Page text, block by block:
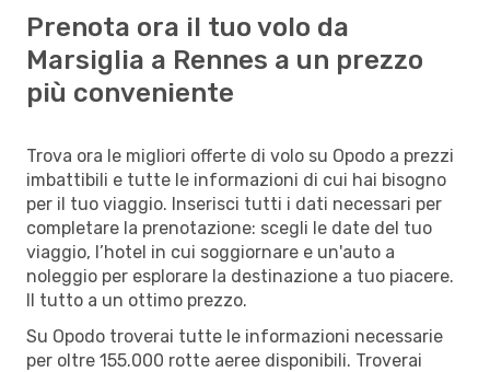
Prenota ora il tuo volo da
Marsiglia a Rennes a un prezzo
più conveniente
Trova ora le migliori offerte di volo su Opodo a prezzi
imbattibili e tutte le informazioni di cui hai bisogno
per il tuo viaggio. Inserisci tutti i dati necessari per
completare la prenotazione: scegli le date del tuo
viaggio, l’hotel in cui soggiornare e un'auto a
noleggio per esplorare la destinazione a tuo piacere.
Il tutto a un ottimo prezzo.
Su Opodo troverai tutte le informazioni necessarie
per oltre 155.000 rotte aeree disponibili. Troverai